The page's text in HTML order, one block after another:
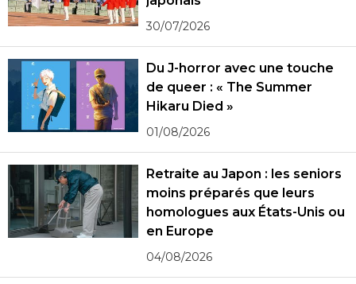
30/07/2026
Du J-horror avec une touche
de queer : « The Summer
Hikaru Died »
01/08/2026
Retraite au Japon : les seniors
moins préparés que leurs
homologues aux États-Unis ou
en Europe
04/08/2026